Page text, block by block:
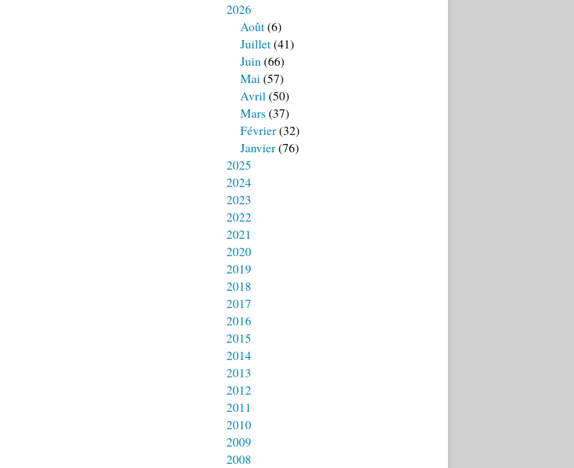
2026
Août(6)
Juillet(41)
Juin(66)
Mai(57)
Avril(50)
Mars (37)
Février(32)
Janvier(76)
2025
2024
2023
2022
2021
2020
2019
2018
2017
2016
2015
2014
2013
2012
2011
2010
2009
2008